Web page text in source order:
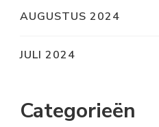
AUGUSTUS 2024
JULI 2024
Categorieën